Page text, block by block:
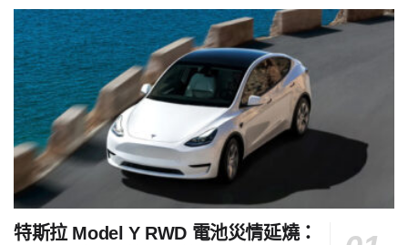
特斯拉 Model Y RWD 電池災情延燒：